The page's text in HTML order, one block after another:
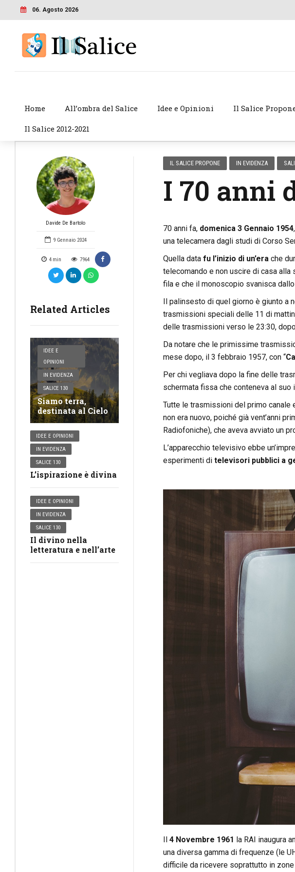
06. Agosto 2026
Home All’ombra del Salice Idee e Opinioni Il Salice
Il Salice 2012-2021
Davide De Bartolo
9 Gennaio 2024
4 min 7964
Related Articles
IDEE E
OPINIONI
IN EVIDENZA
SALICE 130
Siamo terra,
destinata al Cielo
IDEE E OPINIONI
IN EVIDENZA
SALICE 130
L’ispirazione è divina
IDEE E OPINIONI
IN EVIDENZA
SALICE 130
Il divino nella
letteratura e nell’arte
IL SALICE PROPONE IN EVIDENZA
I 70 anni
70 anni fa, domenica 3 Gennaio 1954,
una telecamera dagli studi di Corso
Quella data fu l’inizio di un’erache
telecomando e non uscire di casa alla
fila e che il monoscopio svanisca
Il palinsesto di quel giorno è giunto
trasmissioni speciali delle 11 di
delle trasmissioni verso le 23:30,
Da notare che le primissime
mese dopo, il 3 febbraio 1957, con “
Per chi vegliava dopo la fine delle
schermata fissa che conteneva al
Tutte le trasmissioni del primo canale
non era nuovo, poiché già vent’anni
Radiofoniche), che aveva avviato un
L’apparecchio televisivo ebbe
esperimenti di televisori pubblici a
4 Novembre 1961 la RAI inaugura
una diversa gamma di frequenze (le
difficile da ricevere soprattutto in